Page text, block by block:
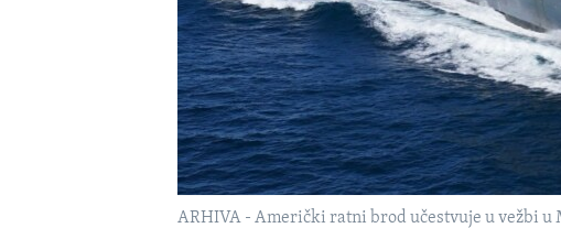
ARHIVA - Američki ratni brod učestvuje u vežbi u